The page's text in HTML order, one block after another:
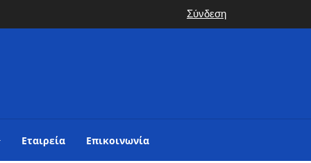
Σύνδεση
Εταιρεία Επικοινωνία